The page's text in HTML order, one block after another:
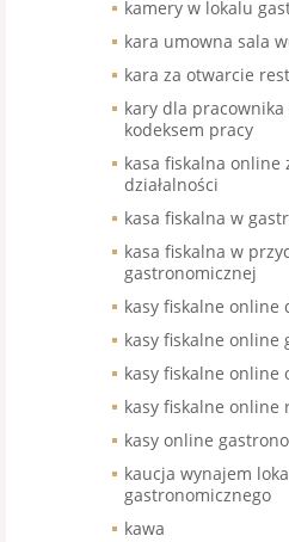
kamery w lokalu
kara umowna sala
kara za otwarcie
kary dla pracownika
kodeksem pracy
kasa fiskalna online
działalności
kasa fiskalna w
kasa fiskalna w
gastronomicznej
kasy fiskalne online
kasy fiskalne online
kasy fiskalne online
kasy fiskalne online
kasy online
kaucja wynajem
gastronomicznego
kawa